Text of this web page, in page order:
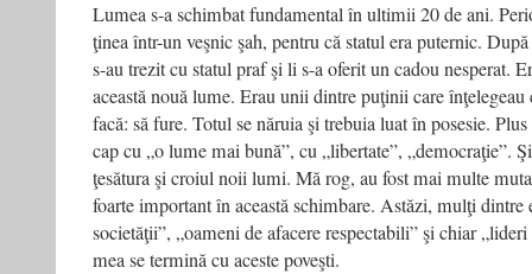
Lumea s-a schimbat fundamental în ultimii 20 de ani.
ţinea într-un veşnic şah, pentru că statul era puternic.
s-au trezit cu statul praf şi li s-a oferit un cadou nesperat.
această nouă lume. Erau unii dintre puţinii care înţelegeau
facă: să fure. Totul se năruia şi trebuia luat în posesie.
cap cu „o lume mai bună”, cu „libertate”, „democraţie”.
ţesătura şi croiul noii lumi. Mă rog, au fost mai multe
foarte important în această schimbare. Astăzi, mulţi dintre
societăţii”, „oameni de afacere respectabili” şi chiar
mea se termină cu aceste poveşti.